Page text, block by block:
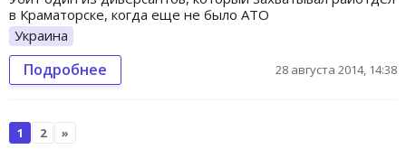
в Краматорске, когда еще не было АТО
Украина
Подробнее 28 августа 2014, 14:38
1 2 »